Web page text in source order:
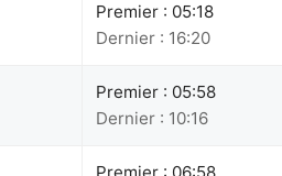
Premier : 05:18
Dernier : 16:20
Premier : 05:58
Dernier : 10:16